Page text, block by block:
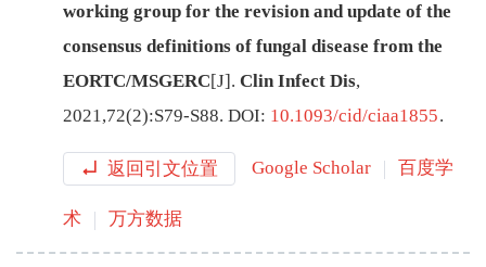
working group for the revision and update of the
consensus definitions of fungal disease from the
EORTC/MSGERC[J] . Clin Infect Dis,
2021,72(2):S79-S88. DOI: 10.1093/cid/ciaa1855.
返回引文位置 Google Scholar 百度学
术 万方数据